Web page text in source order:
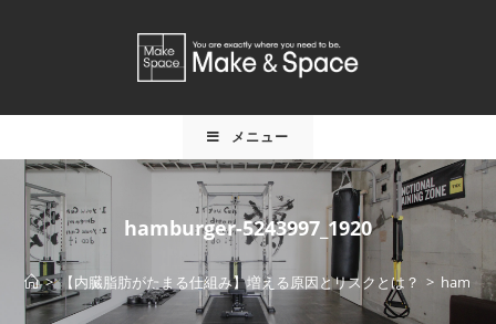
メニュー
hamburger-5243997_1920
> 【内臓脂肪がたまる仕組み】増える原因とリスクとは？ >